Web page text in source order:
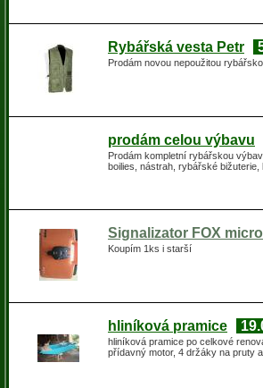
Rybářská vesta Petr
Prodám novou nepoužitou
prodám celou výbavu
Prodám kompletní rybářskou
boilies, nástrah, rybářské
Signalizator FOX
Koupím 1ks i starší
hliníková pramice
hliníková pramice po celkové
přídavný motor, 4 držáky na pruty